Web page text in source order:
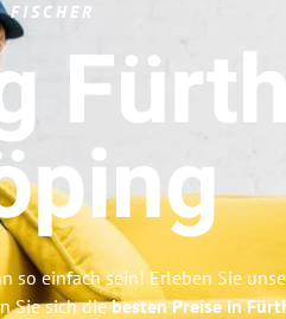
FISCHER
Fürth
so einfach sein! Erleben Sie
Sie sich diebesten Preise in